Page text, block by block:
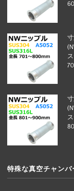
特殊な真空チャンバ